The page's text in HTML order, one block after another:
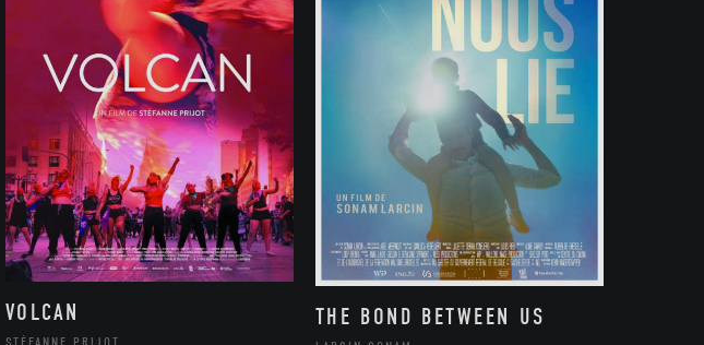
VOLCAN THE BOND BETWEEN US